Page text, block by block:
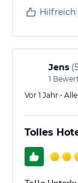
Hilfreich
Jens (
1
Vor 1 Jahr •
Tolles